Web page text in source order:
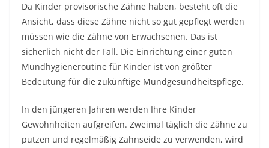
Da Kinder provisorische Zähne haben, besteht oft die
Ansicht, dass diese Zähne nicht so gut gepflegt werden
müssen wie die Zähne von Erwachsenen. Das ist
sicherlich nicht der Fall. Die Einrichtung einer guten
Mundhygieneroutine für Kinder ist von größter
Bedeutung für die zukünftige Mundgesundheitspflege.
In den jüngeren Jahren werden Ihre Kinder
Gewohnheiten aufgreifen. Zweimal täglich die Zähne zu
putzen und regelmäßig Zahnseide zu verwenden, wird